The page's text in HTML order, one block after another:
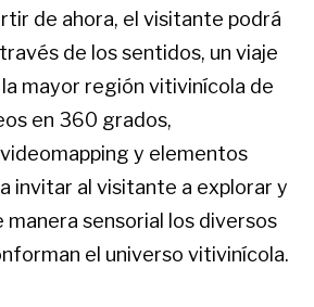
de ahora, el visitante podrá
de los sentidos, un viaje
mayor región vitivinícola de
en 360 grados,
y elementos
invitar al visitante a explorar y
sensorial los diversos
el universo vitivinícola.